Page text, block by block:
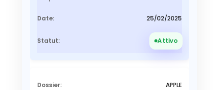
25/02/2025
Attivo
APPLE